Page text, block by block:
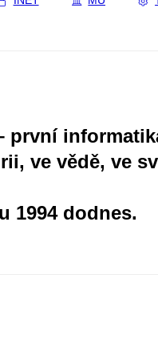
první
ve vědě, ve
1994 dodnes.